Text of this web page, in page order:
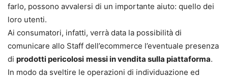
farlo, possono avvalersi di un importante aiuto: quello dei
loro utenti.
Ai consumatori, infatti, verrà data la possibilità di
comunicare allo Staff dell’ecommerce l’eventuale presenza
di prodotti pericolosi messi in vendita sulla piattaforma.
In modo da sveltire le operazioni di individuazione ed